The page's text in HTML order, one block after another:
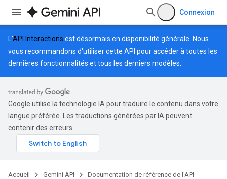
Connexion
L'API Interactions est désormais en disponibilité générale. Nous
vous recommandons d'utiliser cette API pour accéder à toutes les
dernières fonctionnalités et tous les derniers modèles.
Google utilise la technologie IA pour traduire le contenu dans votre
langue préférée. Les traductions générées par IA peuvent
contenir des erreurs.
Accueil Gemini API Documentation de référence de l'API